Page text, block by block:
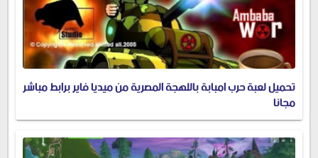
تحميل لعبة حرب امبابة باللهجة المصرية من ميديا فاير برابط مباشر
مجانا